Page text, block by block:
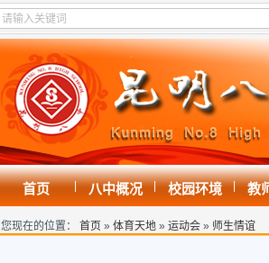
首页 | 八中概况 | 校园环境 | 教
您现在的位置： 首页 » 体育天地 » 运动会 » 师生情谊